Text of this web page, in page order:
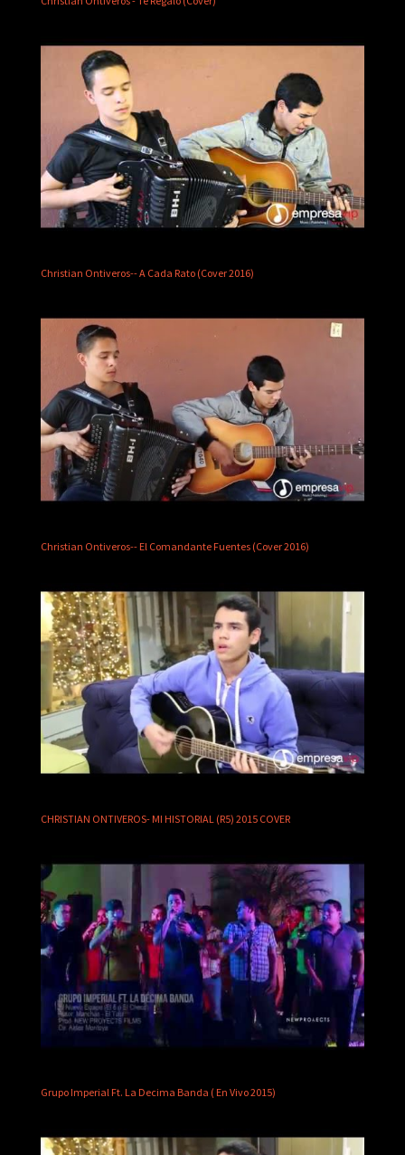
Christian Ontiveros-- A Cada Rato (Cover 2016)
Christian Ontiveros-- El Comandante Fuentes (Cover 2016)
CHRISTIAN ONTIVEROS- MI HISTORIAL (R5) 2015 COVER
Grupo Imperial Ft. La Decima Banda ( En Vivo 2015)